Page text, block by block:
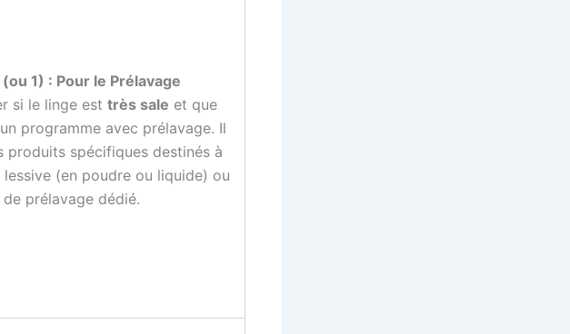
1) : Pour le Prélavage
si le linge est très sale et que
programme avec prélavage. Il
produits spécifiques destinés à
(en poudre ou liquide) ou
prélavage dédié.